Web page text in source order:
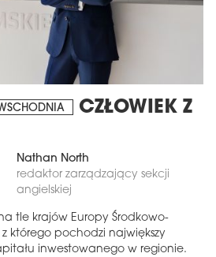
CZŁOWIEK Z
Nathan North
redaktor zarządzający sekcji
angielskiej
tle krajów Europy Środkowo-
którego pochodzi największy
inwestowanego w regionie.